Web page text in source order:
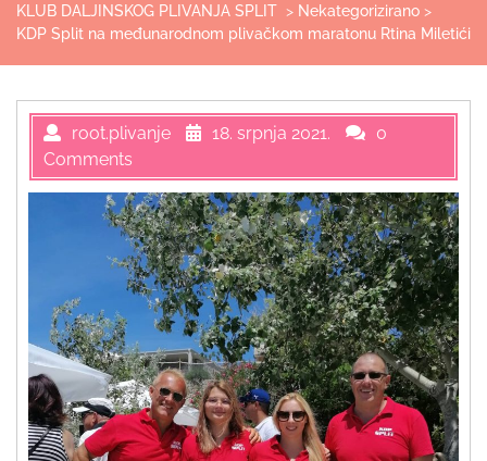
KLUB DALJINSKOG PLIVANJA SPLIT > Nekategorizirano >
KDP Split na međunarodnom plivačkom maratonu Rtina Miletići
root.plivanje 18. srpnja 2021.
0
Comments